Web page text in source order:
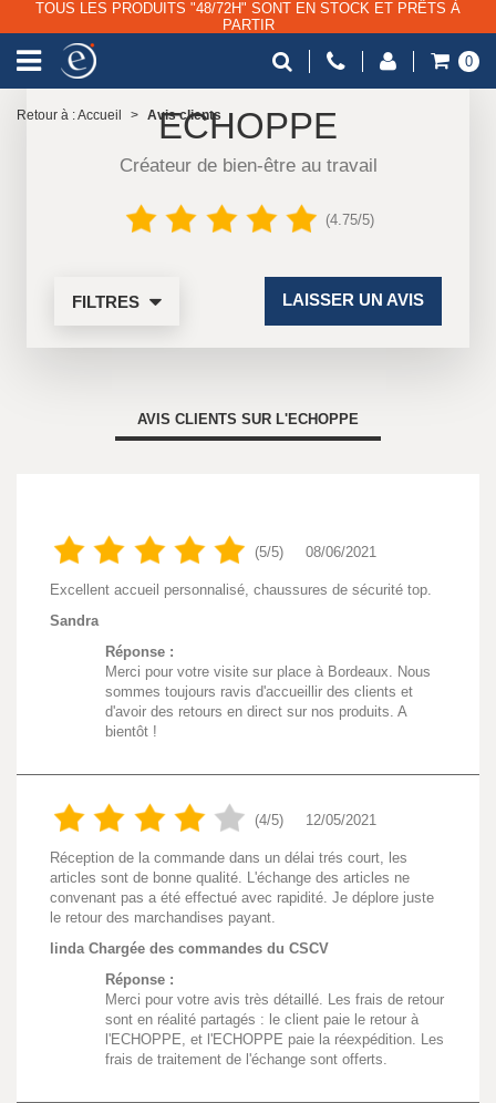
TOUS LES PRODUITS "48/72H" SONT EN STOCK ET PRÊTS À
PARTIR
0
Retour à : Accueil > Avis clients
ECHOPPE
Créateur de bien-être au travail
(4.75/5)
FILTRES LAISSER UN AVIS
AVIS CLIENTS SUR L'ECHOPPE
(5/5) 08/06/2021
Excellent accueil personnalisé, chaussures de sécurité top.
Sandra
Réponse :
Merci pour votre visite sur place à Bordeaux. Nous
sommes toujours ravis d'accueillir des clients et
d'avoir des retours en direct sur nos produits. A
bientôt !
(4/5) 12/05/2021
Réception de la commande dans un délai trés court, les
articles sont de bonne qualité. L'échange des articles ne
convenant pas a été effectué avec rapidité. Je déplore juste
le retour des marchandises payant.
linda Chargée des commandes du CSCV
Réponse :
Merci pour votre avis très détaillé. Les frais de retour
sont en réalité partagés : le client paie le retour à
l'ECHOPPE, et l'ECHOPPE paie la réexpédition. Les
frais de traitement de l'échange sont offerts.